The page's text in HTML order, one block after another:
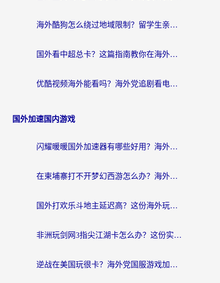
海外酷狗怎么绕过地域限制？留学生亲测有效的回国加速器选择指南
国外看中超总卡？这篇指南教你在海外流畅看体育赛事+中文解说（附避坑技巧）
优酷视频海外能看吗？海外党追剧看电影的终极解决方案来了
国外加速国内游戏
闪耀暖暖国外加速器有哪些好用？海外党亲测的国服游戏加速终极指南
在柬埔寨打不开梦幻西游怎么办？海外玩家国服游戏加速终极指南
国外打欢乐斗地主延迟高？这份海外玩家国服游戏加速指南帮你解决卡顿烦恼
非洲玩剑网3指尖江湖卡怎么办？这份实测有效的国服游戏加速指南请收好
逆战在美国玩很卡？海外党国服游戏加速终极指南（附DNF宝可梦加速技巧）